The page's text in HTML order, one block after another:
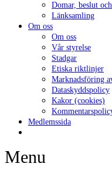
Domar, beslut
Länksamling
Om oss
Om oss
Vår styrelse
Stadgar
Etiska riktlinjer
Marknadsföring
Dataskyddspolicy
Kakor (cookies)
Medlemssida
Menu